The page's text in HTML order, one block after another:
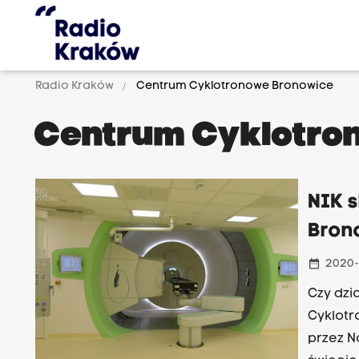
Radio Kraków Centrum Cyklotronowe Bronowice
Centrum
NIK
date_range
Czy
przez